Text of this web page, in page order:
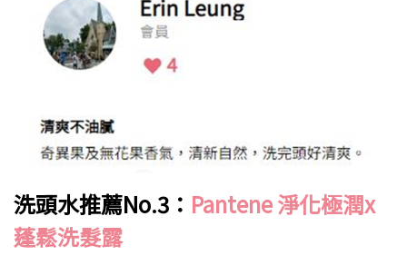
洗頭水推薦No.3 ： Pantene淨化極潤x
蓬鬆洗髮露